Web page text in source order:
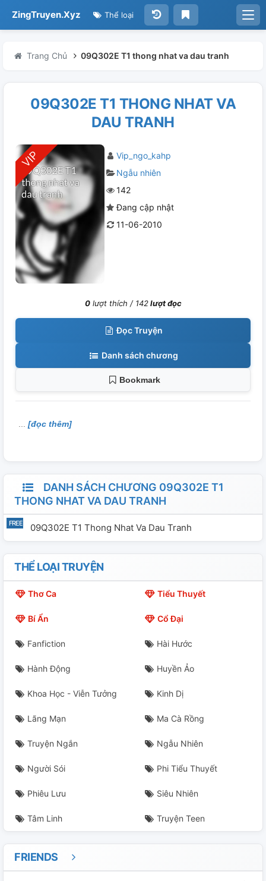
ZingTruyen.Xyz Thể loại
Trang Chủ 09Q302E T1 thong nhat va dau tranh
09Q302E T1 THONG NHAT VA
DAU TRANH
Vip_ngo_kahp
Ngẫu nhiên
142
Đang cập nhật
11-06-2010
0lượt thích / 142lượt đọc
Đọc Truyện
Danh sách chương
Bookmark
[đọc thêm]
DANH SÁCH CHƯƠNG 09Q302E T1
THONG NHAT VA DAU TRANH
09Q302E T1 Thong Nhat Va Dau Tranh
THỂ LOẠI TRUYỆN
Thơ Ca Tiểu Thuyết
Bí Ẩn Cổ Đại
Fanfiction Hài Hước
Hành Động Huyền Ảo
Khoa Học - Viễn Tưởng Kinh Dị
Lãng Mạn Ma Cà Rồng
Truyện Ngắn Ngẫu Nhiên
Người Sói Phi Tiểu Thuyết
Phiêu Lưu Siêu Nhiên
Tâm Linh Truyện Teen
FRIENDS